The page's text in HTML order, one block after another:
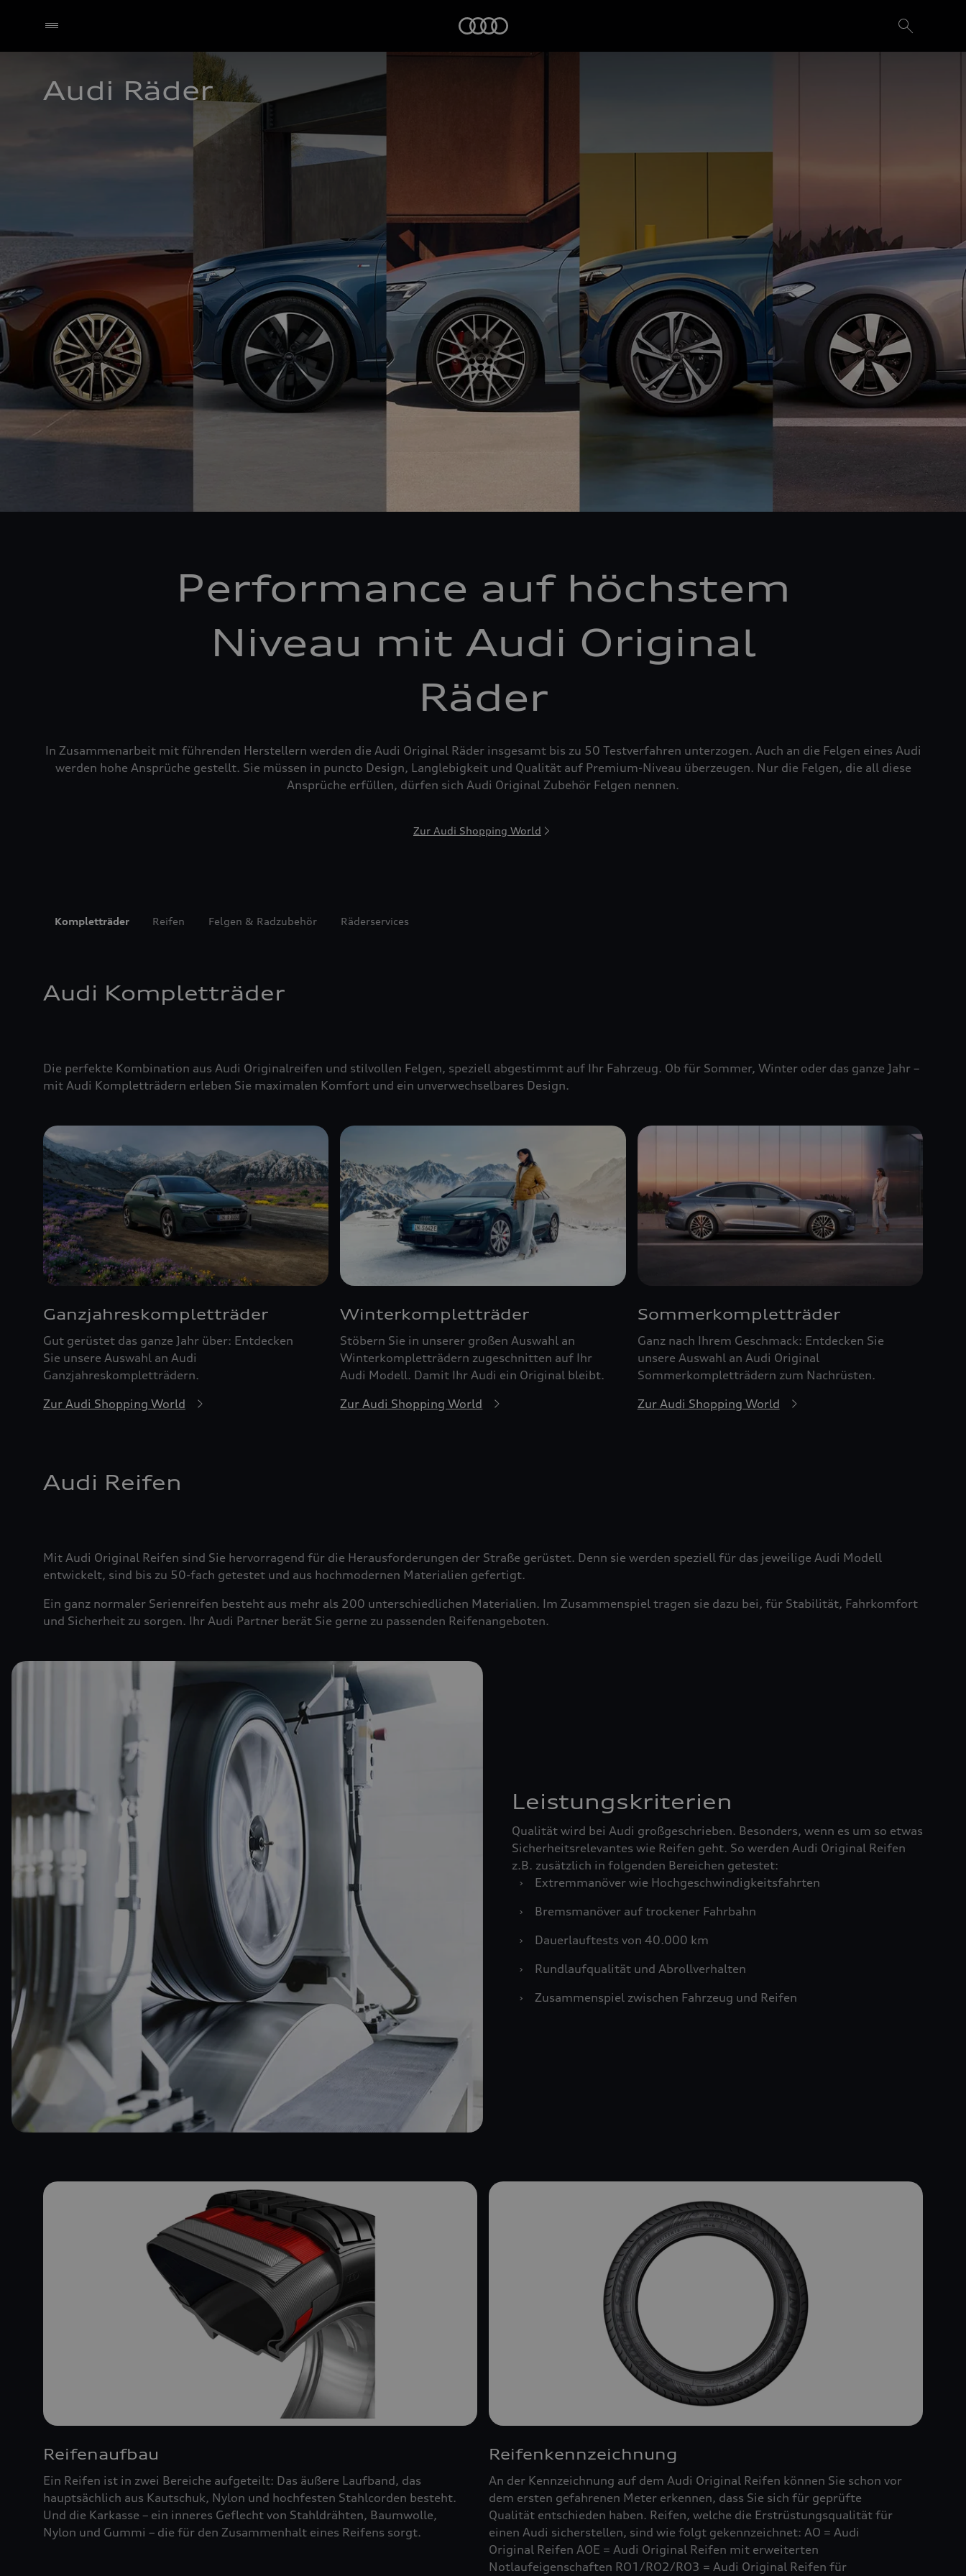
Audi Räder
Performance auf höchstem
Niveau mit Audi Original
Räder
In Zusammenarbeit mit führenden Herstellern werden die Audi Original Räder insgesamt bis zu 50 Testverfahren unterzogen. Auch an die Felgen eines Audi
werden hohe Ansprüche gestellt. Sie müssen in puncto Design, Langlebigkeit und Qualität auf Premium-Niveau überzeugen. Nur die Felgen, die all diese
Ansprüche erfüllen, dürfen sich Audi Original Zubehör Felgen nennen.
Zur Audi Shopping World
Kompletträder Reifen Felgen & Radzubehör Räderservices
Audi Kompletträder
Die perfekte Kombination aus Audi Originalreifen und stilvollen Felgen, speziell abgestimmt auf Ihr Fahrzeug. Ob für Sommer, Winter oder das ganze Jahr –
mit Audi Kompletträdern erleben Sie maximalen Komfort und ein unverwechselbares Design.
Ganzjahreskomplett­räder
Gut gerüstet das ganze Jahr über: Entdecken
Sie unsere Auswahl an Audi
Ganzjahreskompletträdern.
Zur Audi Shopping World
Winterkompletträder
Stöbern Sie in unserer großen Auswahl an
Winterkompletträdern zugeschnitten auf Ihr
Audi Modell. Damit Ihr Audi ein Original bleibt.
Zur Audi Shopping World
Sommerkompletträder
Ganz nach Ihrem Geschmack: Entdecken Sie
unsere Auswahl an Audi Original
Sommerkompletträdern zum Nachrüsten.
Zur Audi Shopping World
Audi Reifen
Mit Audi Original Reifen sind Sie hervorragend für die Herausforderungen der Straße gerüstet. Denn sie werden speziell für das jeweilige Audi Modell
entwickelt, sind bis zu 50-fach getestet und aus hochmodernen Materialien gefertigt.
Ein ganz normaler Serienreifen besteht aus mehr als 200 unterschiedlichen Materialien. Im Zusammenspiel tragen sie dazu bei, für Stabilität, Fahrkomfort
und Sicherheit zu sorgen. Ihr Audi Partner berät Sie gerne zu passenden Reifenangeboten.
Leistungskriterien
Qualität wird bei Audi großgeschrieben. Besonders, wenn es um so etwas
Sicherheitsrelevantes wie Reifen geht. So werden Audi Original Reifen
z.B. zusätzlich in folgenden Bereichen getestet:
›
Extremmanöver wie Hochgeschwindigkeitsfahrten
›
Bremsmanöver auf trockener Fahrbahn
›
Dauerlauftests von 40.000 km
›
Rundlaufqualität und Abrollverhalten
›
Zusammenspiel zwischen Fahrzeug und Reifen
Reifenaufbau
Ein Reifen ist in zwei Bereiche aufgeteilt: Das äußere Laufband, das
hauptsächlich aus Kautschuk, Nylon und hochfesten Stahlcorden besteht.
Und die Karkasse – ein inneres Geflecht von Stahldrähten, Baumwolle,
Nylon und Gummi – die für den Zusammenhalt eines Reifens sorgt.
Reifenkennzeichnung
An der Kennzeichnung auf dem Audi Original Reifen können Sie schon vor
dem ersten gefahrenen Meter erkennen, dass Sie sich für geprüfte
Qualität entschieden haben. Reifen, welche die Erstrüstungsqualität für
einen Audi sicherstellen, sind wie folgt gekennzeichnet: AO = Audi
Original Reifen AOE = Audi Original Reifen mit erweiterten
Notlaufeigenschaften RO1/RO2/RO3 = Audi Original Reifen für